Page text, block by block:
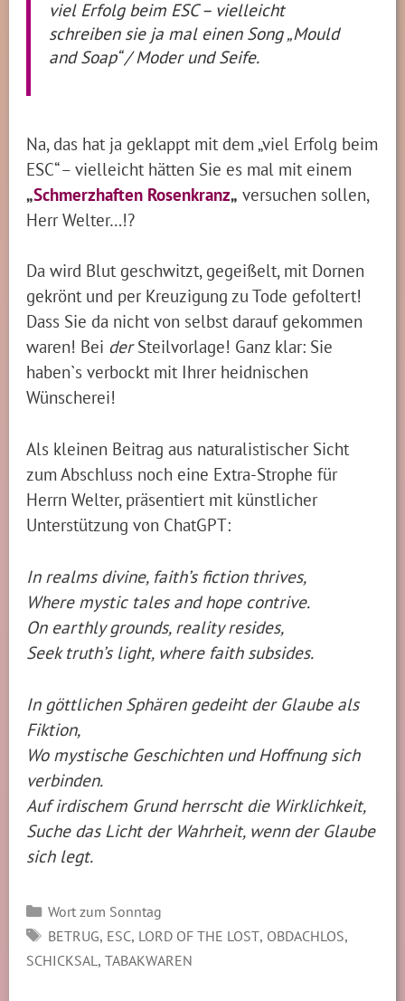
viel Erfolg beim ESC – vielleicht
schreiben sie ja mal einen Song „Mould
and Soap“ / Moder und Seife.
Na, das hat ja geklappt mit dem „viel Erfolg beim
ESC“ – vielleicht hätten Sie es mal mit einem
„Schmerzhaften Rosenkranz„ versuchen sollen,
Herr Welter…!?
Da wird Blut geschwitzt, gegeißelt, mit Dornen
gekrönt und per Kreuzigung zu Tode gefoltert!
Dass Sie da nicht von selbst darauf gekommen
waren! Bei derSteilvorlage! Ganz klar: Sie
haben`s verbockt mit Ihrer heidnischen
Wünscherei!
Als kleinen Beitrag aus naturalistischer Sicht
zum Abschluss noch eine Extra-Strophe für
Herrn Welter, präsentiert mit künstlicher
Unterstützung von ChatGPT:
In realms divine, faith’s fiction thrives,
Where mystic tales and hope contrive.
On earthly grounds, reality resides,
Seek truth’s light, where faith subsides.
In göttlichen Sphären gedeiht der Glaube als
Fiktion,
Wo mystische Geschichten und Hoffnung sich
verbinden.
Auf irdischem Grund herrscht die Wirklichkeit,
Suche das Licht der Wahrheit, wenn der Glaube
sich legt.
Kategorien
Wort zum Sonntag
SCHLAGWÖRTER
BETRUG, ESC, LORD OF THE LOST, OBDACHLOS,
SCHICKSAL,TABAKWAREN